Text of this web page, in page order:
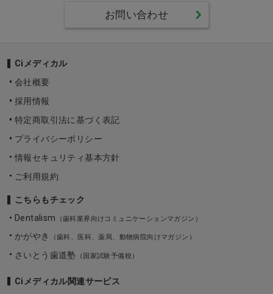
お問い合わせ
Ciメディカル
会社概要
採用情報
特定商取引法に基づく表記
プライバシーポリシー
情報セキュリティ基本方針
ご利用規約
こちらもチェック
Dentalism
（歯科業界向けコミュニケーションマガジン）
かがやき （歯科、医科、薬局、動物病院向けマガジン）
さいとう歯道塾 （国家試験予備校）
Ciメディカル関連サービス